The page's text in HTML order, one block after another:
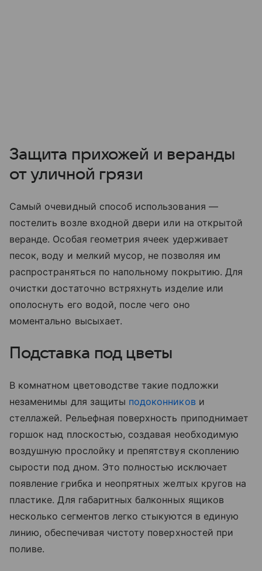
Защита прихожей и веранды
от уличной грязи
Самый очевидный способ использования —
постелить возле входной двери или на открытой
веранде. Особая геометрия ячеек удерживает
песок, воду и мелкий мусор, не позволяя им
распространяться по напольному покрытию. Для
очистки достаточно встряхнуть изделие или
ополоснуть его водой, после чего оно
моментально высыхает.
Подставка под цветы
В комнатном цветоводстве такие подложки
незаменимы для защиты подоконников и
стеллажей. Рельефная поверхность приподнимает
горшок над плоскостью, создавая необходимую
воздушную прослойку и препятствуя скоплению
сырости под дном. Это полностью исключает
появление грибка и неопрятных желтых кругов на
пластике. Для габаритных балконных ящиков
несколько сегментов легко стыкуются в единую
линию, обеспечивая чистоту поверхностей при
поливе.